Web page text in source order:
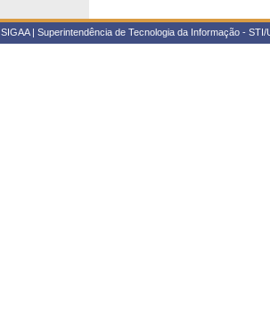
SIGAA | Superintendência de Tecnologia da Informação -